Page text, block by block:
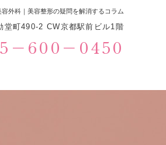
外科｜美容整形の疑問を解消するコラム
堂町490-2 CW京都駅前ビル1階